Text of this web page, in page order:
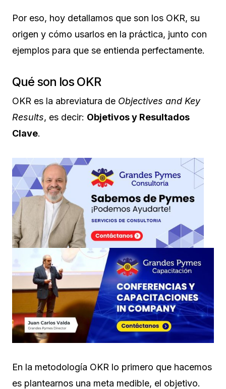
Por eso, hoy detallamos que son los OKR, su
origen y cómo usarlos en la práctica, junto con
ejemplos para que se entienda perfectamente.
Qué son los OKR
OKR es la abreviatura de Objectives and Key
Results, es decir: Objetivos y Resultados
Clave.
En la metodología OKR lo primero que hacemos
es plantearnos una meta medible, el objetivo.